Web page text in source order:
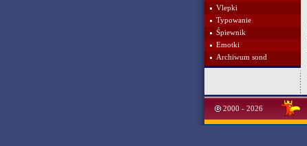
Vlepki
Typowanie
Śpiewnik
Emotki
Archiwum sond
2000 - 2026